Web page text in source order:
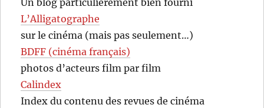
Un blog particulièrement bien fourni
L’Alligatographe
sur le cinéma (mais pas seulement…)
BDFF (cinéma français)
photos d’acteurs film par film
Calindex
Index du contenu des revues de cinéma